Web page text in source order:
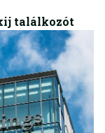
találkozót